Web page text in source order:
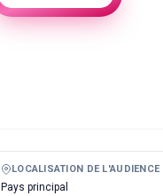
LOCALISATION DE L'AUDIENCE
Pays principal